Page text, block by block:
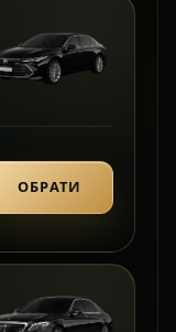
ОБРАТИ